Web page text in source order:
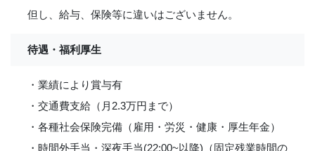
但し、給与、保険等に違いはございません。
待遇・福利厚生
・業績により賞与有
・交通費支給（月2.3万円まで）
・各種社会保険完備（雇用・労災・健康・厚生年金）
・時間外手当・深夜手当(22:00~以降)（固定残業時間の